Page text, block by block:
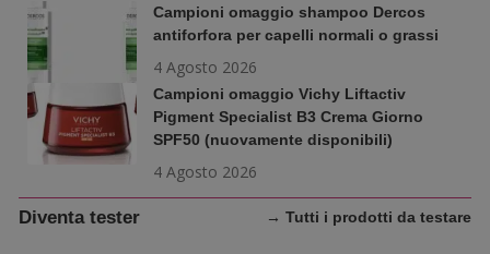
Campioni omaggio shampoo Dercos
antiforfora per capelli normali o grassi
4 Agosto 2026
Campioni omaggio Vichy Liftactiv
Pigment Specialist B3 Crema Giorno
SPF50 (nuovamente disponibili)
4 Agosto 2026
Diventa tester → Tutti i prodotti da testare